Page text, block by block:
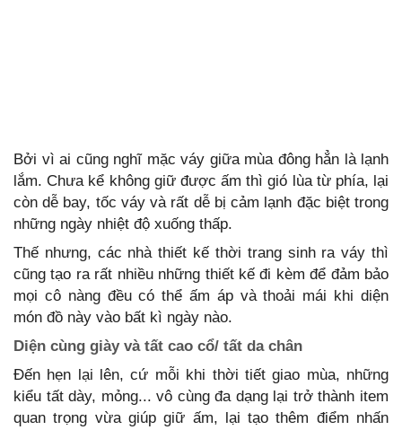
Bởi vì ai cũng nghĩ mặc váy giữa mùa đông hẳn là lạnh
lắm. Chưa kể không giữ được ấm thì gió lùa từ phía, lại
còn dễ bay, tốc váy và rất dễ bị cảm lạnh đặc biệt trong
những ngày nhiệt độ xuống thấp.
Thế nhưng, các nhà thiết kế thời trang sinh ra váy thì
cũng tạo ra rất nhiều những thiết kế đi kèm để đảm bảo
mọi cô nàng đều có thể ấm áp và thoải mái khi diện
món đồ này vào bất kì ngày nào.
Diện cùng giày và tất cao cổ/ tất da chân
Đến hẹn lại lên, cứ mỗi khi thời tiết giao mùa, những
kiểu tất dày, mỏng... vô cùng đa dạng lại trở thành item
quan trọng vừa giúp giữ ấm, lại tạo thêm điểm nhấn